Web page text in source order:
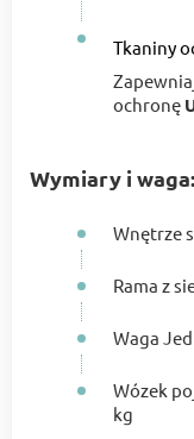
Tkaniny
ochronę
Wymiary i waga:
Wnętrze
Rama z
Waga
Wózek
kg